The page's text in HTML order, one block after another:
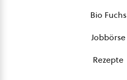
Bio Fuchs
Jobbörse
Rezepte